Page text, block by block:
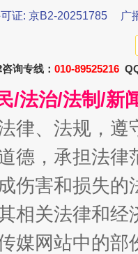
今
可证: 京B2-20251785
广
询专线： 010-89525216
/法治/法制/新
律、法规，
德，承担法
伤害和损失
相关法律和
媒网站中的